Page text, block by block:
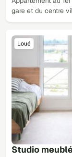
gare et du centre
Studio
Loué